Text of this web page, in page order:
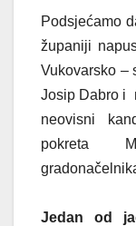
Podsjećamo
županiji
Vukovarsko –
Josip Dabro i
neovisni
pokreta
Jedan od